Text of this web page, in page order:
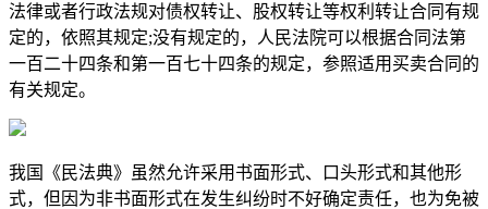
法律或者行政法规对债权转让、股权转让等权利转让合同有规
定的，依照其规定;没有规定的，人民法院可以根据合同法第
一百二十四条和第一百七十四条的规定，参照适用买卖合同的
有关规定。
我国《民法典》虽然允许采用书面形式、口头形式和其他形
式，但因为非书面形式在发生纠纷时不好确定责任，也为免被